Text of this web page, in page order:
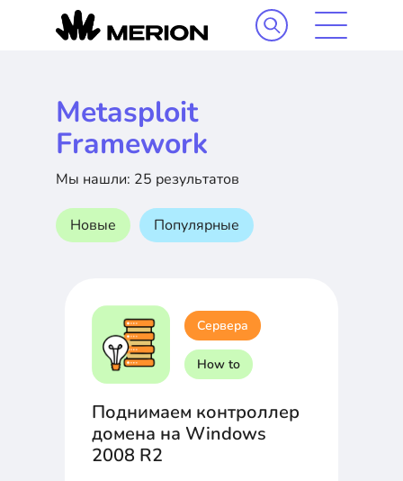
Metasploit
Framework
Мы нашли: 25 результатов
Новые Популярные
Сервера
How to
Поднимаем контроллер
домена на Windows
2008 R2